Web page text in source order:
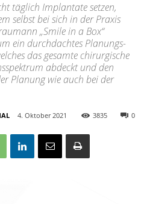
täglich Implantate setzen,
selbst bei sich in der Praxis
„Smile in a Box“
ein durchdachtes Planungs-
das gesamte chirurgische
abdeckt und den
Planung wie auch bei der
4. Oktober 2021 0
3835